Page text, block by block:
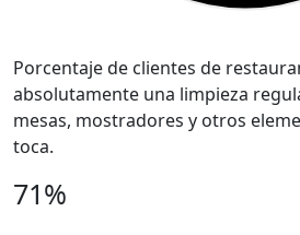
Porcentaje de clientes de
absolutamente una limpieza
mesas, mostradores y otros
toca.
71%